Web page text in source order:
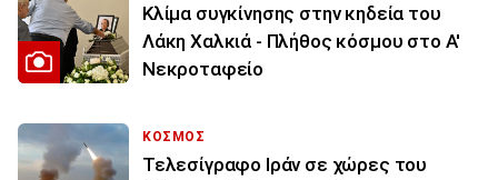
Κλίμα συγκίνησης στην κηδεία του
Λάκη Χαλκιά - Πλήθος κόσμου στο Α'
Νεκροταφείο
ΚΟΣΜΟΣ
Τελεσίγραφο Ιράν σε χώρες του